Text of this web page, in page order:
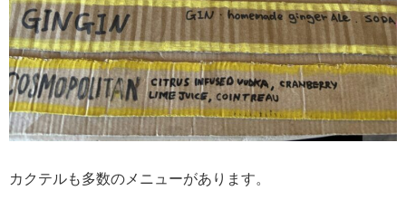
カクテルも多数のメニューがあります。